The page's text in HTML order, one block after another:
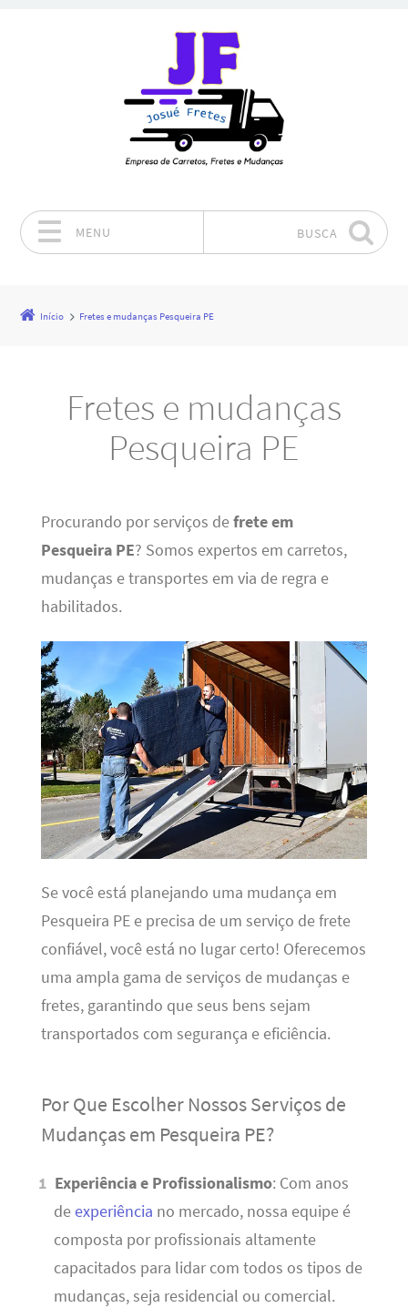
MENU BUSCA
Início Fretes e mudanças Pesqueira PE
Fretes e mudanças
Pesqueira PE
Procurando por serviços defrete em
Pesqueira PE? Somos expertos em carretos,
mudanças e transportes em via de regra e
habilitados.
Se você está planejando uma mudança em
Pesqueira PE e precisa de um serviço de frete
confiável, você está no lugar certo! Oferecemos
uma ampla gama de serviços de mudanças e
fretes, garantindo que seus bens sejam
transportados com segurança e eficiência.
Por Que Escolher Nossos Serviços de
Mudanças em Pesqueira PE?
Experiência e Profissionalismo: Com anos
deexperiência no mercado, nossa equipe é
composta por profissionais altamente
capacitados para lidar com todos os tipos de
mudanças, seja residencial ou comercial.